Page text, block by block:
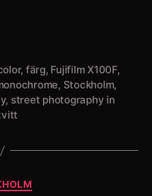
, färg, Fujifilm X100F,
, Stockholm,
, street photography in